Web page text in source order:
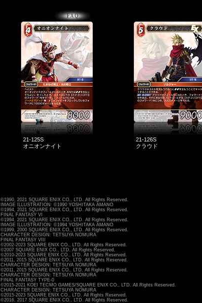
21-125S
オニオンナイト
21-126S
クラウド
©1990, 2021 SQUARE ENIX CO., LTD. All Rights Reserved.
IMAGE ILLUSTRATION: ©1990 YOSHITAKA AMANO
©1994, 2021 SQUARE ENIX CO., LTD. All Rights Reserved.
FINAL FANTASY VI
©1994, 2021 SQUARE ENIX CO., LTD. All Rights Reserved.
IMAGE ILLUSTRATION: ©1994 YOSHITAKA AMANO
©1999, 2000 SQUARE ENIX CO., LTD. All Rights Reserved.
CHARACTER DESIGN: TETSUYA NOMURA
FINAL FANTASY VIII
©2002-2023 SQUARE ENIX CO., LTD. All Rights Reserved.
©2007 SQUARE ENIX CO., LTD. All Rights Reserved.
©2010-2023 SQUARE ENIX CO., LTD. All Rights Reserved.
©2011, 2015 SQUARE ENIX CO., LTD. All Rights Reserved.
CHARACTER DESIGN: TETSUYA NOMURA
©2011, 2015 SQUARE ENIX CO., LTD. All Rights Reserved.
CHARACTER DESIGN: TETSUYA NOMURA
FINAL FANTASY TYPE-0
©2015-2021 KOEI TECMO GAMES/SQUARE ENIX CO., LTD. All Rights Reserved.
CHARACTER DESIGN: TETSUYA NOMURA
©2015-2023 SQUARE ENIX CO., LTD. All Rights Reserved.
©2016, 2017 SQUARE ENIX CO., LTD. All Rights Reserved.